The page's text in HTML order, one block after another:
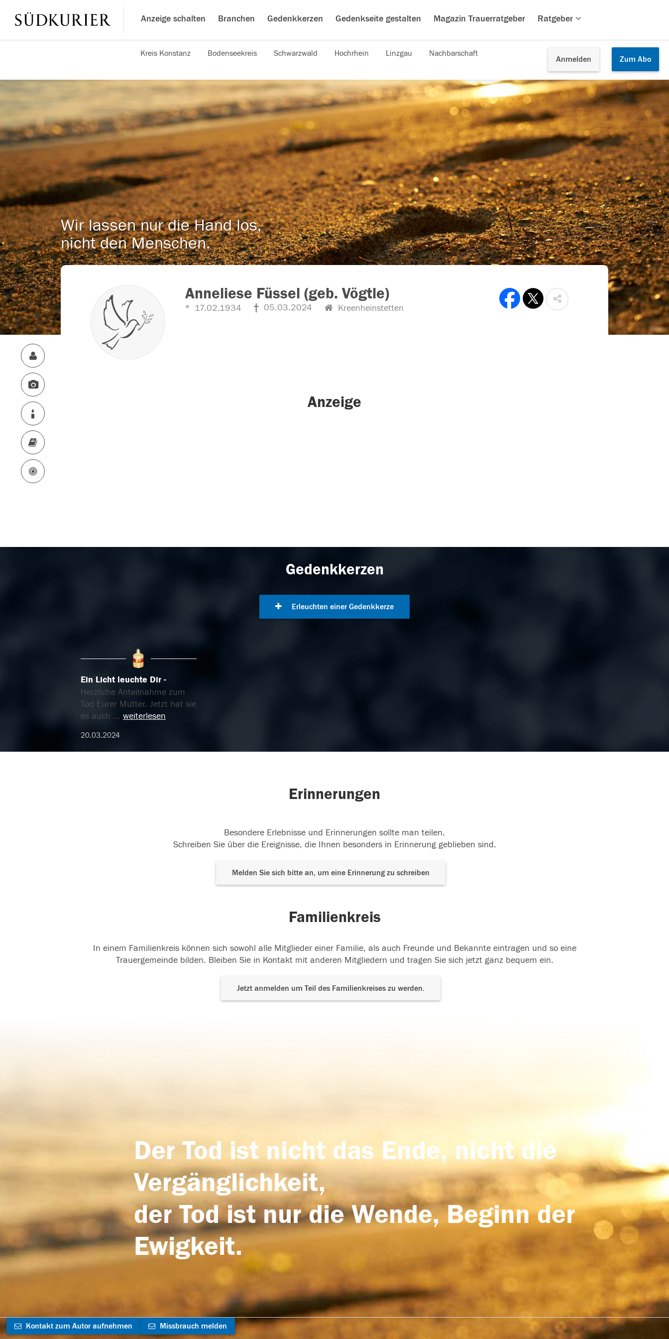
Anzeige schalten Branchen Gedenkkerzen Gedenkseite gestalten Magazin Trauerratgeber Ratgeber
Anmelden Zum Abo
Kreis Konstanz Bodenseekreis Schwarzwald Hochrhein Linzgau Nachbarschaft
Wir lassen nur die Hand los,
nicht den Menschen.
Anneliese Füssel (geb. Vögtle)
17.02.1934 05.03.2024 Kreenheinstetten
Anzeige
Gedenkkerzen
Erleuchten einer Gedenkkerze
Ein Licht leuchte Dir
Herzliche Anteilnahme zum
Tod Eurer Mutter. Jetzt hat sie
es auch ... weiterlesen
20.03.2024
Erinnerungen
Besondere Erlebnisse und Erinnerungen sollte man teilen.
Schreiben Sie über die Ereignisse, die Ihnen besonders in Erinnerung geblieben sind.
Melden Sie sich bitte an, um eine Erinnerung zu schreiben
Familienkreis
In einem Familienkreis können sich sowohl alle Mitglieder einer Familie, als auch Freunde und Bekannte eintragen und so eine
Trauergemeinde bilden. Bleiben Sie in Kontakt mit anderen Mitgliedern und tragen Sie sich jetzt ganz bequem ein.
Jetzt anmelden um Teil des Familienkreises zu werden.
Der Tod ist nicht das Ende, nicht die
Vergänglichkeit,
der Tod ist nur die Wende, Beginn der
Ewigkeit.
Kontakt zum Autor aufnehmen Missbrauch melden